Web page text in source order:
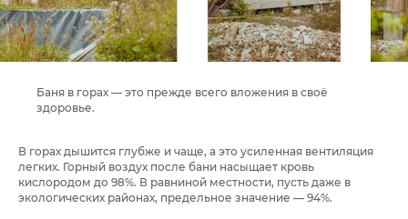
Баня в горах — это прежде всего вложения в своё
здоровье.
В горах дышится глубже и чаще, а это усиленная вентиляция
легких. Горный воздух после бани насыщает кровь
кислородом до 98%. В равниной местности, пусть даже в
экологических районах, предельное значение — 94%.